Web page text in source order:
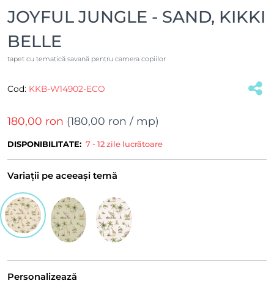
JOYFUL JUNGLE - SAND, KIKKI
BELLE
tapet cu tematică savană pentru camera copiilor
Cod: KKB-W14902-ECO
180,00 ron (180,00 ron / mp)
DISPONIBILITATE: 7 - 12 zile lucrătoare
Variații pe aceeași temă
Personalizează